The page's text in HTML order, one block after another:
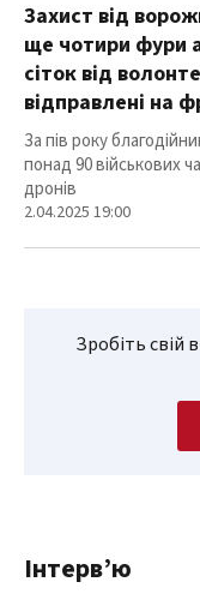
Захист від
ще чотири фури
сіток від
відправлені на
За пів року
понад 90 військових
дронів
2.04.2025 19:00
Зробіть свій
Інтерв’ю